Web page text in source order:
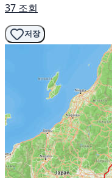
37 조회
저장